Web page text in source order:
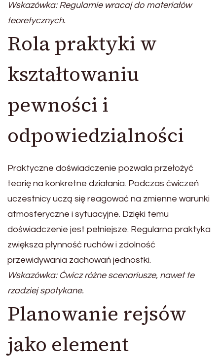
Wskazówka: Regularnie wracaj do materiałów
teoretycznych.
Rola praktyki w
kształtowaniu
pewności i
odpowiedzialności
Praktyczne doświadczenie pozwala przełożyć
teorię na konkretne działania. Podczas ćwiczeń
uczestnicy uczą się reagować na zmienne warunki
atmosferyczne i sytuacyjne. Dzięki temu
doświadczenie jest pełniejsze. Regularna praktyka
zwiększa płynność ruchów i zdolność
przewidywania zachowań jednostki.
Wskazówka: Ćwicz różne scenariusze, nawet te
rzadziej spotykane.
Planowanie rejsów
jako element